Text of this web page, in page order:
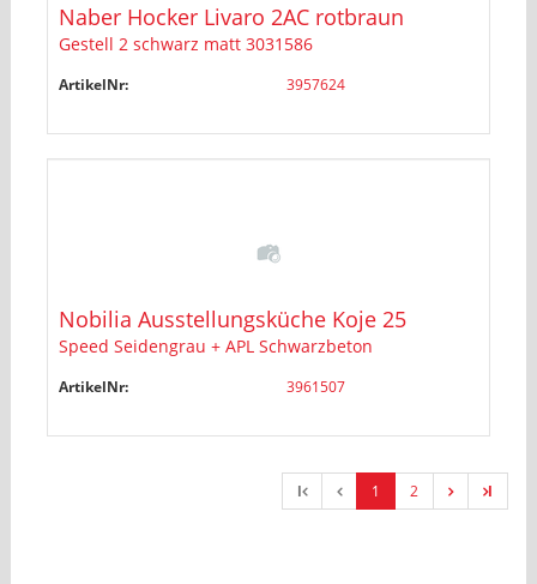
Naber Hocker Livaro 2AC rotbraun
Gestell 2 schwarz matt 3031586
ArtikelNr: 3957624
Nobilia Ausstellungsküche Koje 25
Speed Seidengrau + APL Schwarzbeton
ArtikelNr: 3961507
l 1 2 l